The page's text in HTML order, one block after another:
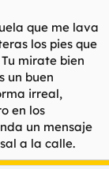
que me lava
los pies que
mirate bien
un buen
irreal,
en los
un mensaje
a la calle.